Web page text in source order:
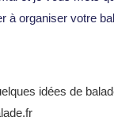
à organiser votre
idées de